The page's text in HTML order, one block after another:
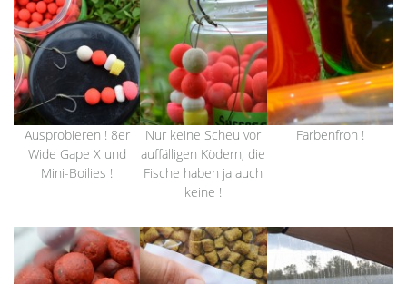
Ausprobieren ! 8er
Wide Gape X und
Mini-Boilies !
Nur keine Scheu vor
auffälligen Ködern, die
Fische haben ja auch
keine !
Farbenfroh !